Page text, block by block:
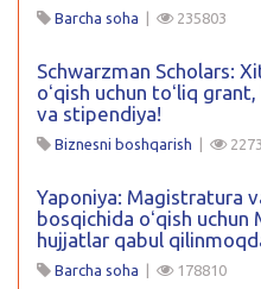
Barcha soha | 235803
Schwarzman Scholars:
oʻqish uchun toʻliq
va stipendiya!
Biznesni boshqarish |
Yaponiya: Magistratura
bosqichida oʻqish uchun
hujjatlar qabul
Barcha soha | 178810